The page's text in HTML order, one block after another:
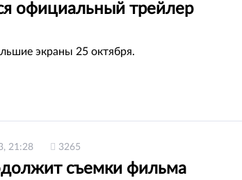
официальный трейлер
экраны 25 октября.
21:28 3265
съемки фильма